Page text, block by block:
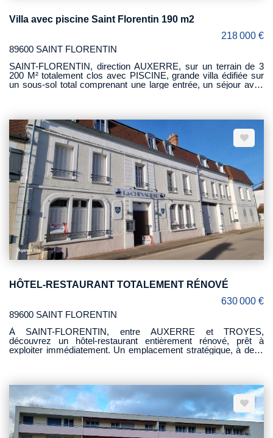
Villa avec piscine Saint Florentin 190 m2
218 000 €
89600 SAINT FLORENTIN
SAINT-FLORENTIN, direction AUXERRE, sur un terrain de 3
200 M² totalement clos avec PISCINE, grande villa édifiée sur
un sous-sol total comprenant une large entrée, un séjour avec
en garage, cave, atelier, bureau, chaufferie au fuel. Terrain de 3
200 M².
HÔTEL-RESTAURANT TOTALEMENT RÉNOVÉ
630 000 €
89600 SAINT FLORENTIN
À SAINT-FLORENTIN, entre AUXERRE et TROYES,
découvrez un hôtel-restaurant entièrement rénové, prêt à
exploiter immédiatement. Un emplacement stratégique, à deux
rez-de-chaussée : salle de restaurant lumineuse, salon cosy,
bar convivial. 100 m² de cuisine professionnelle, parfaitement
équipée. 14 chambres à l'étage, chacune avec salle d'eau et
WC privatifs. Grand appartement de fonction, idéal pour un
exploitant ou du personnel sur place. Parking privé et clos, un
vrai plus pour la clientèle. ? Dossier complet disponible sur